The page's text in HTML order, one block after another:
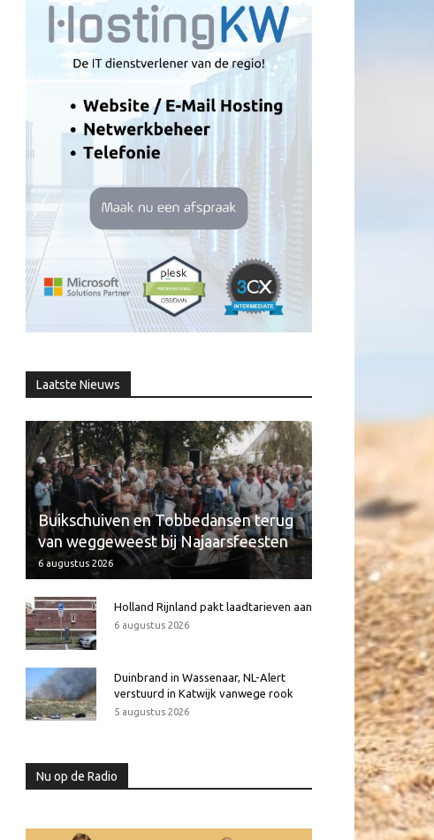
Laatste Nieuws
Buikschuiven en Tobbedansen terug
van weggeweest bij Najaarsfeesten
6 augustus 2026
Holland Rijnland pakt laadtarieven aan
6 augustus 2026
Duinbrand in Wassenaar, NL-Alert
verstuurd in Katwijk vanwege rook
5 augustus 2026
Nu op de Radio